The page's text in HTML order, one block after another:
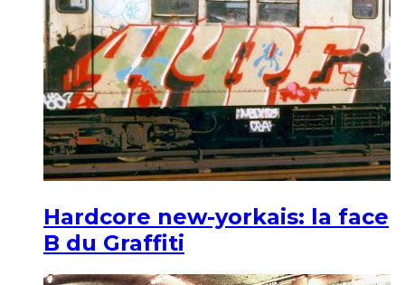
Hardcore new-yorkais: la face
B du Graffiti